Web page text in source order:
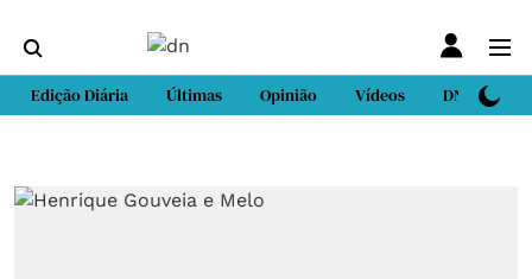
Edição Diária Últimas Opinião Vídeos DN Sport